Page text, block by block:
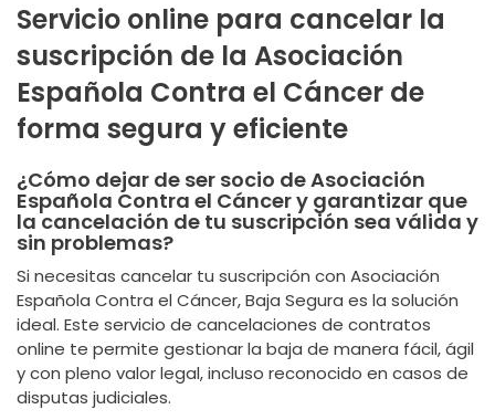
Servicio online para cancelar la
suscripción de la Asociación
Española Contra el Cáncer de
forma segura y eficiente
¿Cómo dejar de ser socio de Asociación
Española Contra el Cáncer y garantizar que
la cancelación de tu suscripción sea válida y
sin problemas?
Si necesitas cancelar tu suscripción con Asociación
Española Contra el Cáncer, Baja Segura es la solución
ideal. Este servicio de cancelaciones de contratos
online te permite gestionar la baja de manera fácil, ágil
y con pleno valor legal, incluso reconocido en casos de
disputas judiciales.